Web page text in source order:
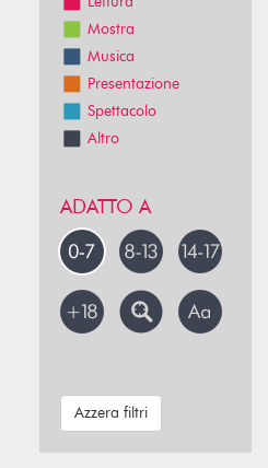
Mostra
Musica
Presentazione
Spettacolo
Altro
ADATTO A
Azzera filtri